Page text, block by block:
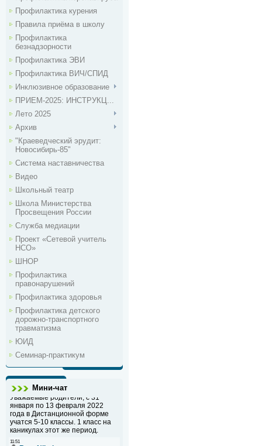
Профилактика курения
Правила приёма в школу
Профилактика
безнадзорности
Профилактика ЭВИ
Профилактика ВИЧ/СПИД
Инклюзивное образование
ПРИЕМ-2025: ИНСТРУКЦ...
Лето 2025
Архив
"Краеведческий эрудит:
Новосибирь-85"
Система наставничества
Видео
Школьный театр
Школа Министерства
Просвещения России
Служба медиации
Проект «Сетевой учитель
НСО»
ШНОР
Профилактика
правонарушений
Профилактика здоровья
Профилактика детского
дорожно-транспортного
травматизма
ЮИД
Семинар-практикум
Мини-чат